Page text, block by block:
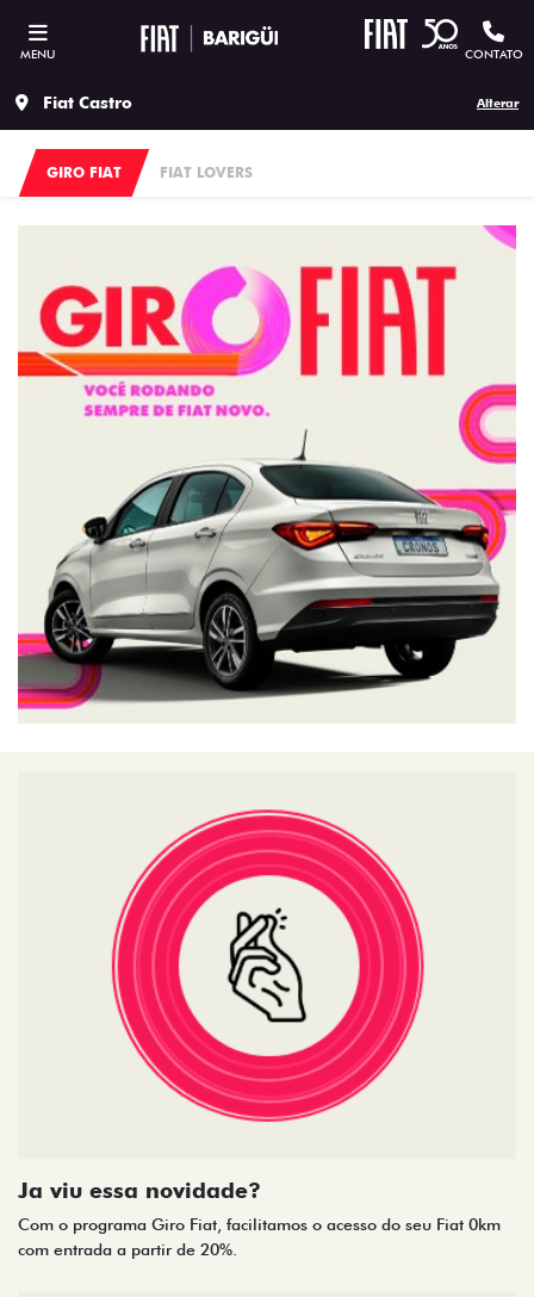
MENU CONTATO
Fiat Castro Alterar
GIRO FIAT FIAT LOVERS
Ja viu essa novidade?
Com o programa Giro Fiat, facilitamos o acesso do seu Fiat 0km
com entrada a partir de 20%.